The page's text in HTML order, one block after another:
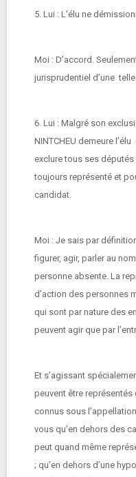
5. Lui : L’élu ne
Moi : D’accord.
jurisprudentiel d’une
6. Lui : Malgré son
NINTCHEU demeure
exclure tous ses députés
toujours représenté et
candidat.
Moi : Je sais par
figurer, agir, parler au
personne absente. La
d’action des personnes
qui sont par nature des
peuvent agir que par
Et s’agissant
peuvent être
connus sous
vous qu’en dehors des
peut quand même
; qu’en dehors d’une